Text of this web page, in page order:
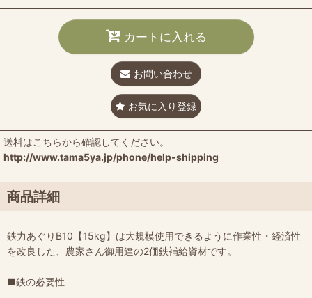
カートに入れる
お問い合わせ
お気に入り登録
送料はこちらから確認してください。
http://www.tama5ya.jp/phone/help-shipping
商品詳細
鉄力あぐりB10【15kg】は大規模使用できるように作業性・経済性
を改良した、農家さん御用達の2価鉄補給資材です。
■鉄の必要性